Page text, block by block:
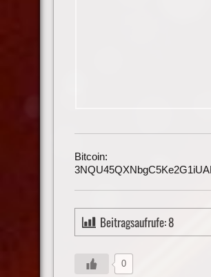
Bitcoin:
Beitragsaufrufe:8
0